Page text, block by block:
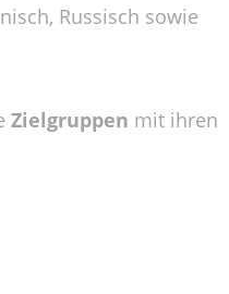
Russisch sowie
Zielgruppen mit ihren